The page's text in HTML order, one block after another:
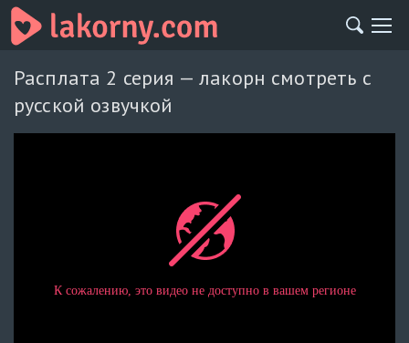
Расплата 2 серия — лакорн смотреть с
русской озвучкой